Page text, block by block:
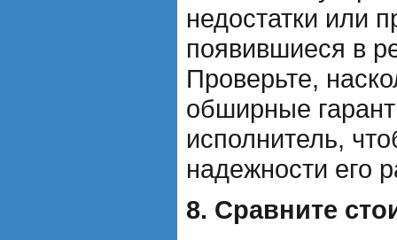
недостатки или
появившиеся в
Проверьте,
обширные
исполнитель,
надежности его
8. Сравните